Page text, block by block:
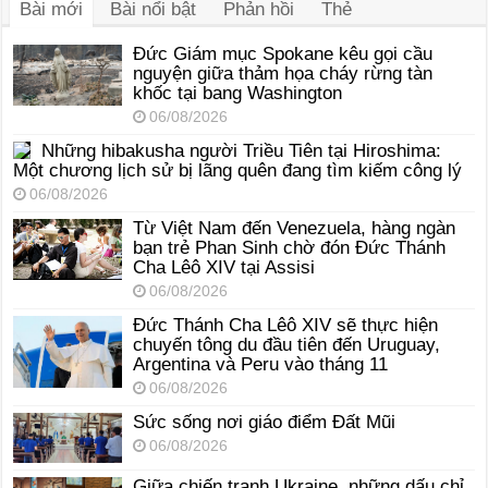
Bài mới Bài nổi bật Phản hồi Thẻ
Đức Giám mục Spokane kêu gọi cầu
nguyện giữa thảm họa cháy rừng tàn
khốc tại bang Washington
06/08/2026
Những hibakusha người Triều Tiên tại Hiroshima:
Một chương lịch sử bị lãng quên đang tìm kiếm công lý
06/08/2026
Từ Việt Nam đến Venezuela, hàng ngàn
bạn trẻ Phan Sinh chờ đón Đức Thánh
Cha Lêô XIV tại Assisi
06/08/2026
Đức Thánh Cha Lêô XIV sẽ thực hiện
chuyến tông du đầu tiên đến Uruguay,
Argentina và Peru vào tháng 11
06/08/2026
Sức sống nơi giáo điểm Đất Mũi
06/08/2026